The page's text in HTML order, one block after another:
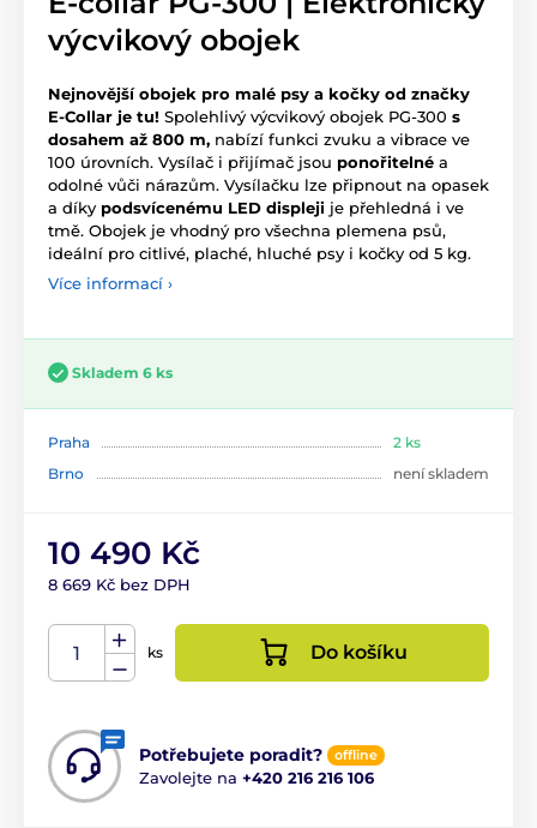
výcvikový obojek
Nejnovější obojek pro malé psy a kočky od značky
E-Collar je tu! Spolehlivý výcvikový obojek PG-300 s
dosahem až 800 m, nabízí funkci zvuku a vibrace ve
100 úrovních. Vysílač i přijímač jsou ponořitelné a
odolné vůči nárazům. Vysílačku lze připnout na opasek
a díky podsvícenému LED displeji je přehledná i ve
tmě. Obojek je vhodný pro všechna plemena psů,
ideální pro citlivé, plaché, hluché psy i kočky od 5 kg.
Více informací ›
Skladem 6 ks
Praha
2 ks
Brno
není skladem
10 490 Kč
8 669 Kč bez DPH
ks Do košíku
Potřebujete poradit? offline
Zavolejte na +420 216 216 106